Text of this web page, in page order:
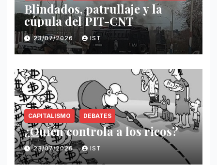
Blindados, patrullaje y la
cúpula del PIT-CNT
23/07/2026 IST
CAPITALISMO DEBATES
¿Quién controla a los ricos?
23/07/2026 IST